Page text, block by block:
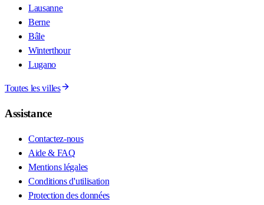
Lausanne
Berne
Bâle
Winterthour
Lugano
Toutes les villes
Assistance
Contactez-nous
Aide & FAQ
Mentions légales
Conditions d'utilisation
Protection des données